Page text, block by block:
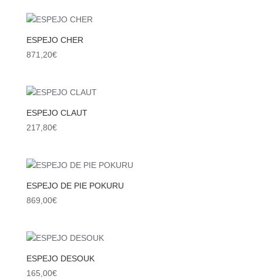
ESPEJO CHER
871,20€
ESPEJO CLAUT
217,80€
ESPEJO DE PIE POKURU
869,00€
ESPEJO DESOUK
165,00€